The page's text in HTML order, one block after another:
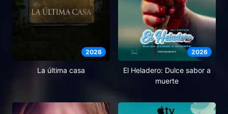
2026
La última casa
2026
El Heladero: Dulce sabor a
muerte